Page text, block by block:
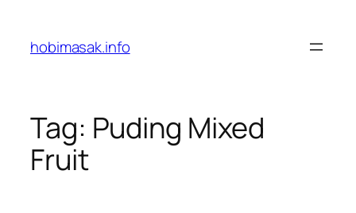
content
hobimasak.info
Tag: Puding Mixed
Fruit